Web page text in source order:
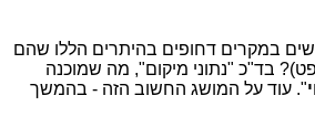
במקרים דחופים בהיתרים הללו שהם
בד"כ "נתוני מיקום", מה שמוכנה
". עוד על המושג החשוב הזה - בהמשך